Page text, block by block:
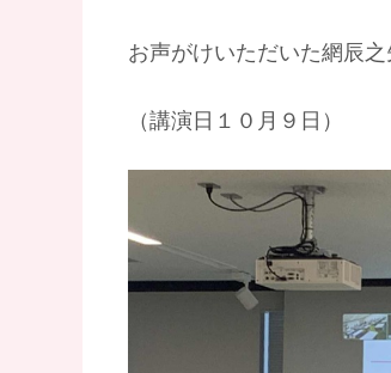
お声がけいただいた網辰
（講演日１０月９日）